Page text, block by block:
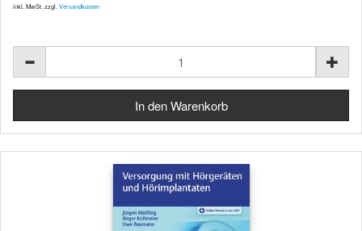
inkl. MwSt. zzgl. Versandkosten